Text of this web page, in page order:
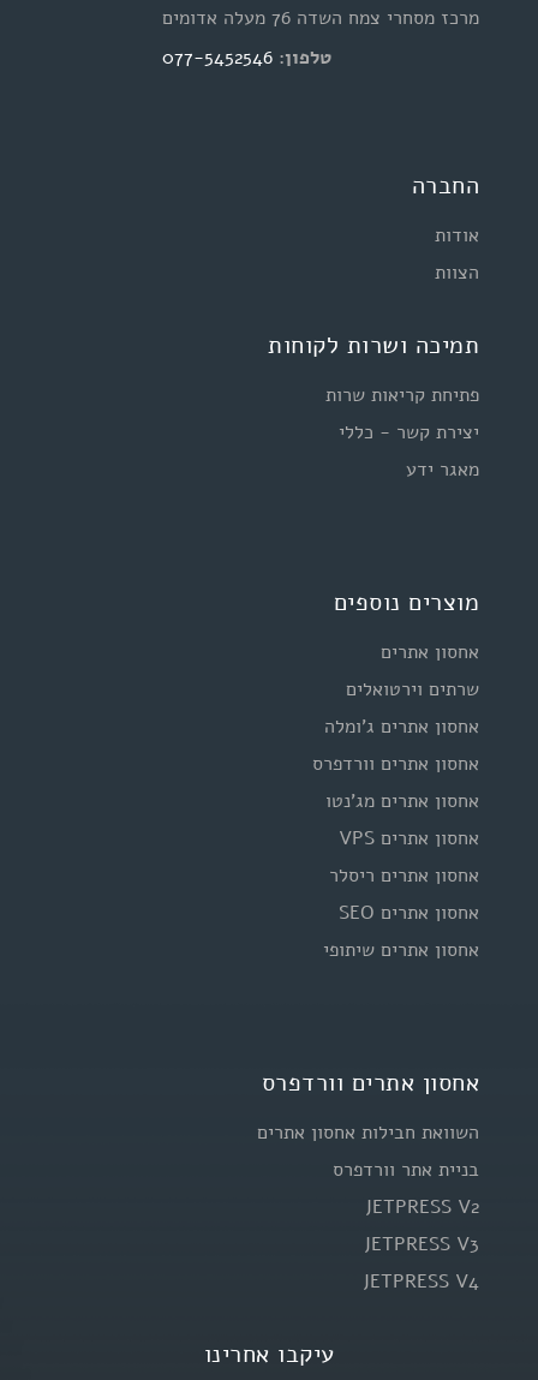
מרכז מסחרי צמח השדה 76 מעלה אדומים
טלפון: 077-5452546
החברה
אודות
הצוות
תמיכה ושרות לקוחות
פתיחת קריאות שרות
יצירת קשר - כללי
מאגר ידע
מוצרים נוספים
אחסון אתרים
שרתים וירטואלים
אחסון אתרים ג'ומלה
אחסון אתרים וורדפרס
אחסון אתרים מג'נטו
אחסון אתרים VPS
אחסון אתרים ריסלר
אחסון אתרים SEO
אחסון אתרים שיתופי
אחסון אתרים וורדפרס
השוואת חבילות אחסון אתרים
בניית אתר וורדפרס
JETPRESS V2
JETPRESS V3
JETPRESS V4
עיקבו אחרינו